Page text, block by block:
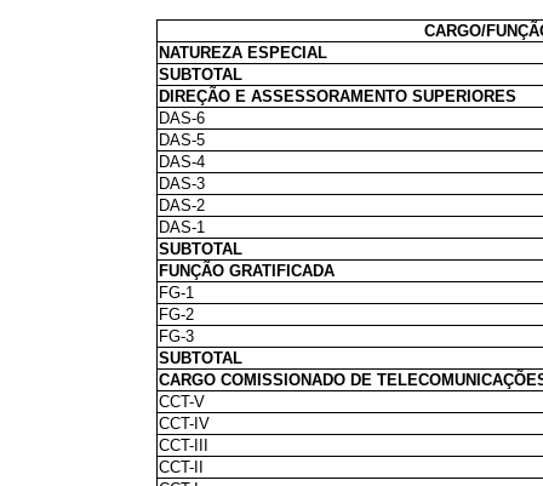
CARGO/
NATUREZA ESPECIAL
SUBTOTAL
DIREÇÃO E ASSESSORAMENTO SUPERIORES
DAS-6
DAS-5
DAS-4
DAS-3
DAS-2
DAS-1
SUBTOTAL
FUNÇÃO GRATIFICADA
FG-1
FG-2
FG-3
SUBTOTAL
CARGO COMISSIONADO DE
CCT-V
CCT-IV
CCT-III
CCT-II